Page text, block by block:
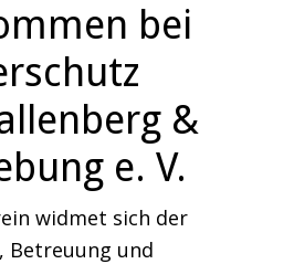
bei
&
e. V.
widmet sich der
Betreuung und